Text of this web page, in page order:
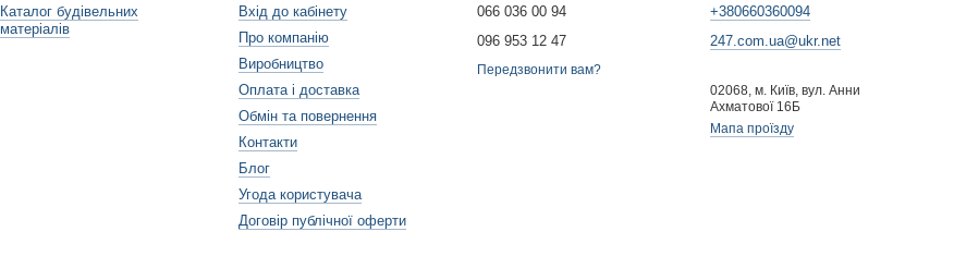
Каталог будівельних
матеріалів
Вхід до кабінету
Про компанію
Виробництво
Оплата і доставка
Обмін та повернення
Контакти
Блог
Угода користувача
Договір публічної оферти
066 036 00 94
096 953 12 47
Передзвонити вам?
+380660360094
247.com.ua@ukr.net
02068, м. Київ, вул. Анни
Ахматової 16Б
Мапа проїзду